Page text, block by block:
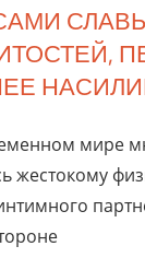
мире
жестокому